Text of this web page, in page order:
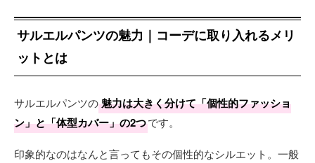
サルエルパンツの魅力｜コーデに取り入れるメリ
ットとは
サルエルパンツの魅力は大きく分けて「個性的ファッショ
ン」と「体型カバー」の2つです。
印象的なのはなんと言ってもその個性的なシルエット。一般